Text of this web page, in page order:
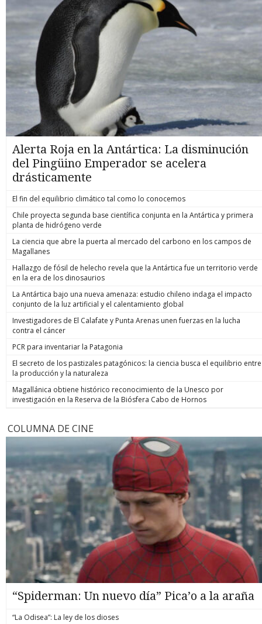
Alerta Roja en la Antártica: La disminución
del Pingüino Emperador se acelera
drásticamente
El fin del equilibrio climático tal como lo conocemos
Chile proyecta segunda base científica conjunta en la Antártica y primera
planta de hidrógeno verde
La ciencia que abre la puerta al mercado del carbono en los campos de
Magallanes
Hallazgo de fósil de helecho revela que la Antártica fue un territorio verde
en la era de los dinosaurios
La Antártica bajo una nueva amenaza: estudio chileno indaga el impacto
conjunto de la luz artificial y el calentamiento global
Investigadores de El Calafate y Punta Arenas unen fuerzas en la lucha
contra el cáncer
PCR para inventariar la Patagonia
El secreto de los pastizales patagónicos: la ciencia busca el equilibrio entre
la producción y la naturaleza
Magallánica obtiene histórico reconocimiento de la Unesco por
investigación en la Reserva de la Biósfera Cabo de Hornos
COLUMNA DE CINE
“Spiderman: Un nuevo día” Pica’o a la araña
“La Odisea”: La ley de los dioses